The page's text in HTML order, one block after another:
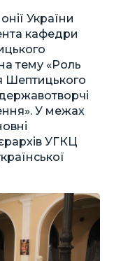
України
кафедри
тему «Роль
Шептицького
У межах
УГКЦ